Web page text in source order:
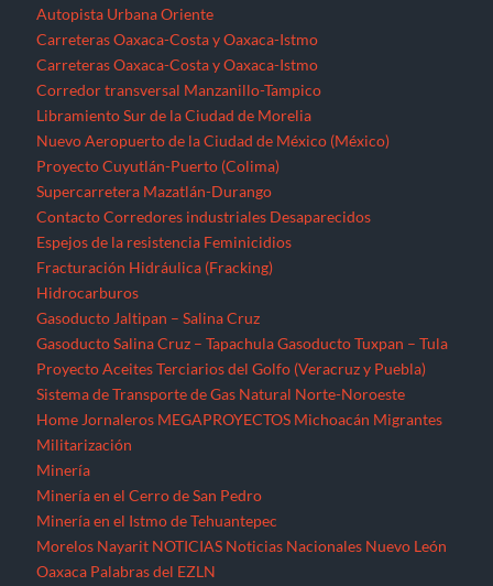
Autopista Urbana Oriente
Carreteras Oaxaca-Costa y Oaxaca-Istmo
Carreteras Oaxaca-Costa y Oaxaca-Istmo
Corredor transversal Manzanillo-Tampico
Libramiento Sur de la Ciudad de Morelia
Nuevo Aeropuerto de la Ciudad de México (México)
Proyecto Cuyutlán-Puerto (Colima)
Supercarretera Mazatlán-Durango
Contacto Corredores industriales Desaparecidos
Espejos de la resistencia Feminicidios
Fracturación Hidráulica (Fracking)
Hidrocarburos
Gasoducto Jaltipan – Salina Cruz
Gasoducto Salina Cruz – Tapachula Gasoducto Tuxpan – Tula
Proyecto Aceites Terciarios del Golfo (Veracruz y Puebla)
Sistema de Transporte de Gas Natural Norte-Noroeste
Home Jornaleros MEGAPROYECTOS Michoacán Migrantes
Militarización
Minería
Minería en el Cerro de San Pedro
Minería en el Istmo de Tehuantepec
Morelos Nayarit NOTICIAS Noticias Nacionales Nuevo León
Oaxaca Palabras del EZLN